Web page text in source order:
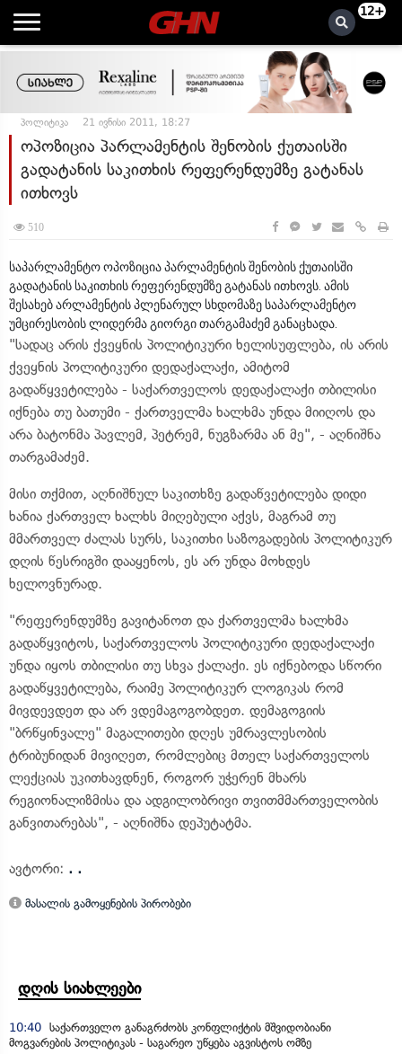
12+
პოლიტიკა 21 ივნისი 2011, 18:27
ოპოზიცია პარლამენტის შენობის ქუთაისში
გადატანის საკითხის რეფერენდუმზე გატანას
ითხოვს
510
საპარლამენტო ოპოზიცია პარლამენტის შენობის ქუთაისში
გადატანის საკითხის რეფერენდუმზე გატანას ითხოვს. ამის
შესახებ არლამენტის პლენარულ სხდომაზე საპარლამენტო
უმცირესობის ლიდერმა გიორგი თარგამაძემ განაცხადა.
"სადაც არის ქვეყნის პოლიტიკური ხელისუფლება, ის არის
ქვეყნის პოლიტიკური დედაქალაქი, ამიტომ
გადაწყვეტილება - საქართველოს დედაქალაქი თბილისი
იქნება თუ ბათუმი - ქართველმა ხალხმა უნდა მიიღოს და
არა ბატონმა პავლემ, პეტრემ, ნუგზარმა ან მე", - აღნიშნა
თარგამაძემ.
მისი თქმით, აღნიშნულ საკითხზე გადაწვეტილება დიდი
ხანია ქართველ ხალხს მიღებული აქვს, მაგრამ თუ
მმართველ ძალას სურს, საკითხი საზოგადების პოლიტიკურ
დღის წესრიგში დააყენოს, ეს არ უნდა მოხდეს
ხელოვნურად.
"რეფერენდუმზე გავიტანოთ და ქართველმა ხალხმა
გადაწყვიტოს, საქართველოს პოლიტიკური დედაქალაქი
უნდა იყოს თბილისი თუ სხვა ქალაქი. ეს იქნებოდა სწორი
გადაწყვეტილება, რაიმე პოლიტიკურ ლოგიკას რომ
მივდევდეთ და არ ვდემაგოგობდეთ. დემაგოგიის
"ბრწყინვალე" მაგალითები დღეს უმრავლესობის
ტრიბუნიდან მივიღეთ, რომლებიც მთელ საქართველოს
ლექციას უკითხავდნენ, როგორ უჭერენ მხარს
რეგიონალიზმისა და ადგილობრივი თვითმმართველობის
განვითარებას", - აღნიშნა დეპუტატმა.
ავტორი: . .
მასალის გამოყენების პირობები
დღის სიახლეები
10:40 საქართველო განაგრძობს კონფლიქტის მშვიდობიანი
მოგვარების პოლიტიკას - საგარეო უწყება აგვისტოს ომზე